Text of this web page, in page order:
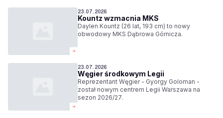
23.07.2026
Kountz wzmacnia MKS
Daylen Kountz (26 lat, 193 cm) to nowy
obwodowy MKS Dąbrowa Górnicza.
23.07.2026
Węgier środkowym Legii
Reprezentant Węgier - Gyorgy Goloman -
został nowym centrem Legii Warszawa na
sezon 2026/27.